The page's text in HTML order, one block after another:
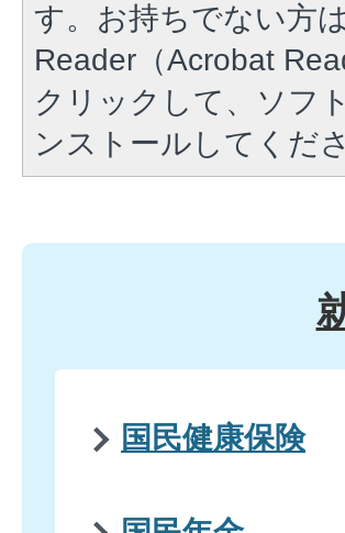
す。お持ちでない方
Reader（Acrobat
クリックして、ソフ
ンストールしてくださ
国民健康保険